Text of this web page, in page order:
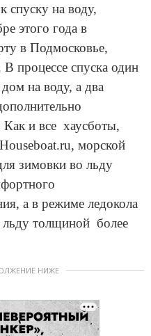
спуску на воду,
этого года в
в Подмосковье,
В процессе спуска один
на воду, а два
Как и все хаусботы,
морской
зимовки во льду
а в режиме ледокола
льду толщиной более
НИЖЕ